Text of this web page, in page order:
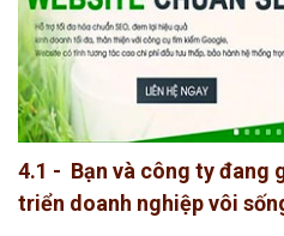
4.1 - Bạn và công ty đang
triển doanh nghiệp vôi